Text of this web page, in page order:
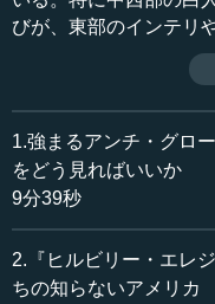
びが、東部のインテリ
ランプ支持の強力な地
底にある格差という問
局面に立っている。（
収録日：2019年11月7
追加日：2019年12月7日
カテゴリー：
国際
アメリカ
≪全文≫
●私たちが知らない
1.強まるアンチ・グロ
をどう見ればいいか
9分39秒
2.『ヒルビリー・エレ
ちの知らないアメリカ